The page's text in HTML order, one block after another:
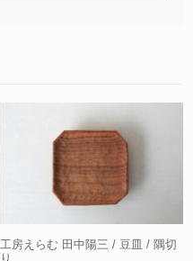
工房えらむ 田中陽三 / 豆皿 / 隅切
り